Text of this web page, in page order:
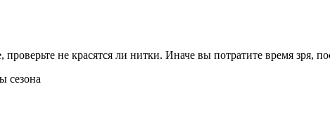
не красятся ли нитки. Иначе вы потратите время зря,